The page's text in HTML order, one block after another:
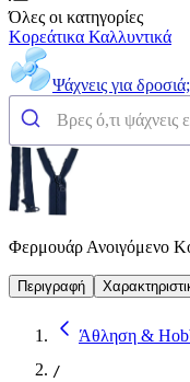
Όλες οι κατηγορίες
Κορεάτικα Καλλυντικά
Ψάχνεις για δροσιά;
Φερμουάρ Ανοιγόμενο
Περιγραφή
Άθληση &
/